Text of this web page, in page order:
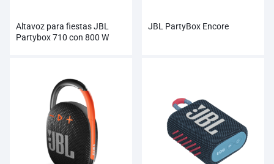
Altavoz para fiestas JBL
Partybox 710 con 800 W
JBL PartyBox Encore